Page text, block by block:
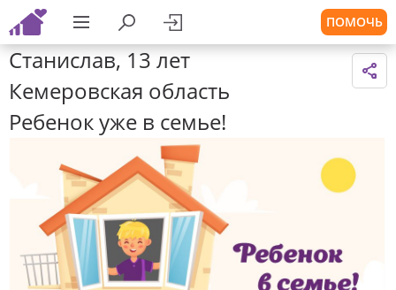
ПОМОЧЬ
Станислав, 13 лет
Кемеровская область
Ребенок уже в семье!